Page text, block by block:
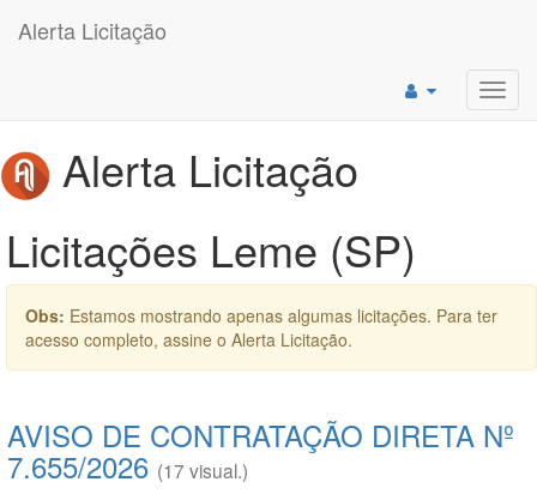
Alerta Licitação
Alerta Licitação
Licitações Leme (SP)
Obs: Estamos mostrando apenas algumas licitações. Para ter
acesso completo, assine o Alerta Licitação.
AVISO DE CONTRATAÇÃO DIRETA Nº
7.655/2026 (17 visual.)